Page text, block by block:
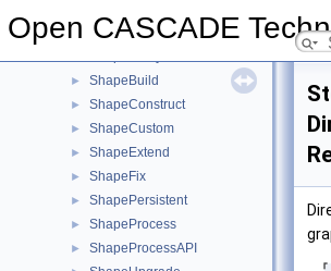
Open CASCADE
ShapeAlgo
► ShapeBuild
► ShapeConstruct
► ShapeCustom
► ShapeExtend
► ShapeFix
► ShapePersistent
► ShapeProcess
► ShapeProcessAPI